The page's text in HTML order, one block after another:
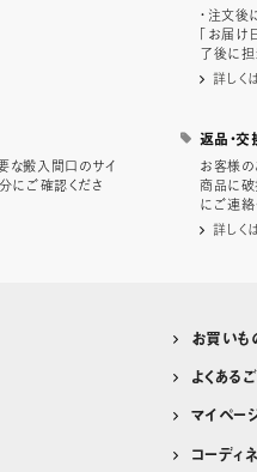
・注文
「お届け
了後に担
詳しく
な搬入間口のサイ
にご確認くださ
返品・交
お客様の
商品に破
にご連絡
詳しく
お買いも
よくある
マイペー
コーディ